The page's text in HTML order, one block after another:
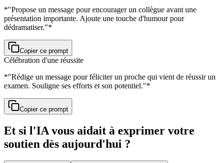
*"Propose un message pour encourager un collègue avant une
présentation importante. Ajoute une touche d'humour pour
dédramatiser."*
Copier ce prompt
Célébration d'une réussite
*"Rédige un message pour féliciter un proche qui vient de réussir un
examen. Souligne ses efforts et son potentiel."*
Copier ce prompt
Et si l'IA vous aidait à exprimer votre
soutien dès aujourd'hui ?